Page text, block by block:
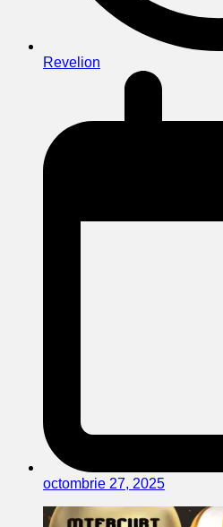
Revelion
octombrie 27, 2025